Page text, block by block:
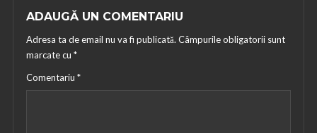
ADAUGĂ UN COMENTARIU
Adresa ta de email nu va fi publicată. Câmpurile obligatorii sunt
marcate cu *
Comentariu *